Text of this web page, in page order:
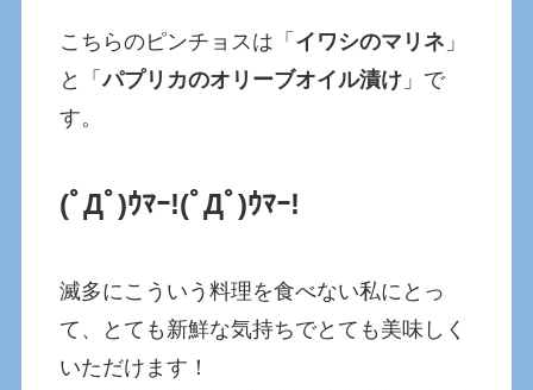
こちらのピンチョスは「 イワシのマリネ 」
と「パプリカのオリーブオイル漬け 」で
す。
(ﾟДﾟ)ｳﾏｰ!(ﾟДﾟ)ｳﾏｰ!
滅多にこういう料理を食べない私にとっ
て、とても新鮮な気持ちでとても美味しく
いただけます！